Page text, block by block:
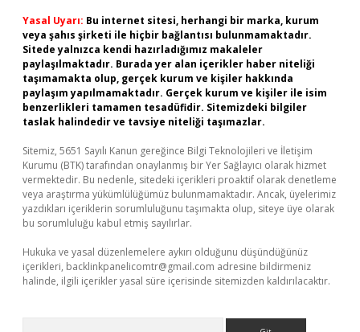
Yasal Uyarı: Bu internet sitesi, herhangi bir marka, kurum
veya şahıs şirketi ile hiçbir bağlantısı bulunmamaktadır.
Sitede yalnızca kendi hazırladığımız makaleler
paylaşılmaktadır. Burada yer alan içerikler haber niteliği
taşımamakta olup, gerçek kurum ve kişiler hakkında
paylaşım yapılmamaktadır. Gerçek kurum ve kişiler ile isim
benzerlikleri tamamen tesadüfidir. Sitemizdeki bilgiler
taslak halindedir ve tavsiye niteliği taşımazlar.
Sitemiz, 5651 Sayılı Kanun gereğince Bilgi Teknolojileri ve İletişim
Kurumu (BTK) tarafından onaylanmış bir Yer Sağlayıcı olarak hizmet
vermektedir. Bu nedenle, sitedeki içerikleri proaktif olarak denetleme
veya araştırma yükümlülüğümüz bulunmamaktadır. Ancak, üyelerimiz
yazdıkları içeriklerin sorumluluğunu taşımakta olup, siteye üye olarak
bu sorumluluğu kabul etmiş sayılırlar.
Hukuka ve yasal düzenlemelere aykırı olduğunu düşündüğünüz
içerikleri, backlinkpanelicomtr@gmail.com adresine bildirmeniz
halinde, ilgili içerikler yasal süre içerisinde sitemizden kaldırılacaktır.